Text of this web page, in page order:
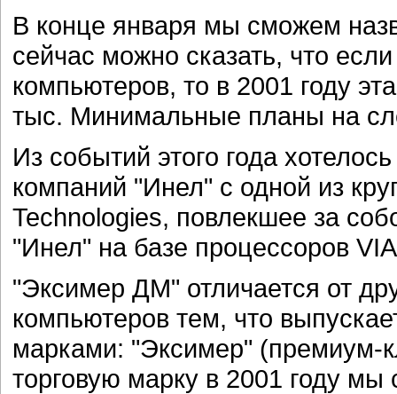
В конце января мы сможем
сейчас можно сказать, что
компьютеров, то в 2001 году
тыс. Минимальные планы на
Из событий этого года
компаний "Инел" с одной из
Technologies, повлекшее за
"Инел" на базе процессоров
"Эксимер ДМ" отличается от
компьютеров тем, что
марками: "Эксимер" (премиум-
торговую марку в 2001 году